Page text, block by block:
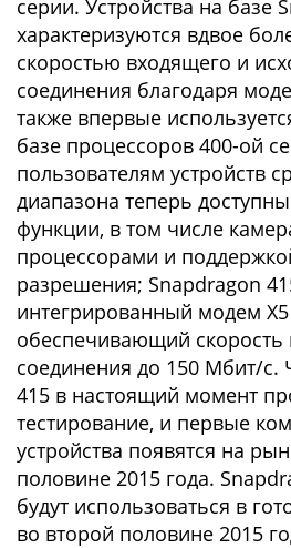
серии. Устройства на базе
характеризуются вдвое
скоростью входящего и
соединения благодаря
также впервые
базе процессоров 400-ой
пользователям устройств
диапазона теперь
функции, в том числе
процессорами и
разрешения; Snapdragon
интегрированный модем X5
обеспечивающий скорость
соединения до 150 Мбит/с.
415 в настоящий момент
тестирование, и первые
устройства появятся на
половине 2015 года.
будут использоваться в
во второй половине 2015